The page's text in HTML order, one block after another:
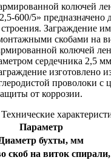
колючей
600/5» предназначено
Заграждение
скобами на
колючей
сердечника 2,5
изготовлено
проволоки с
от коррозии.
Технические
Параметр
Диаметр бухты, мм
скоб на виток